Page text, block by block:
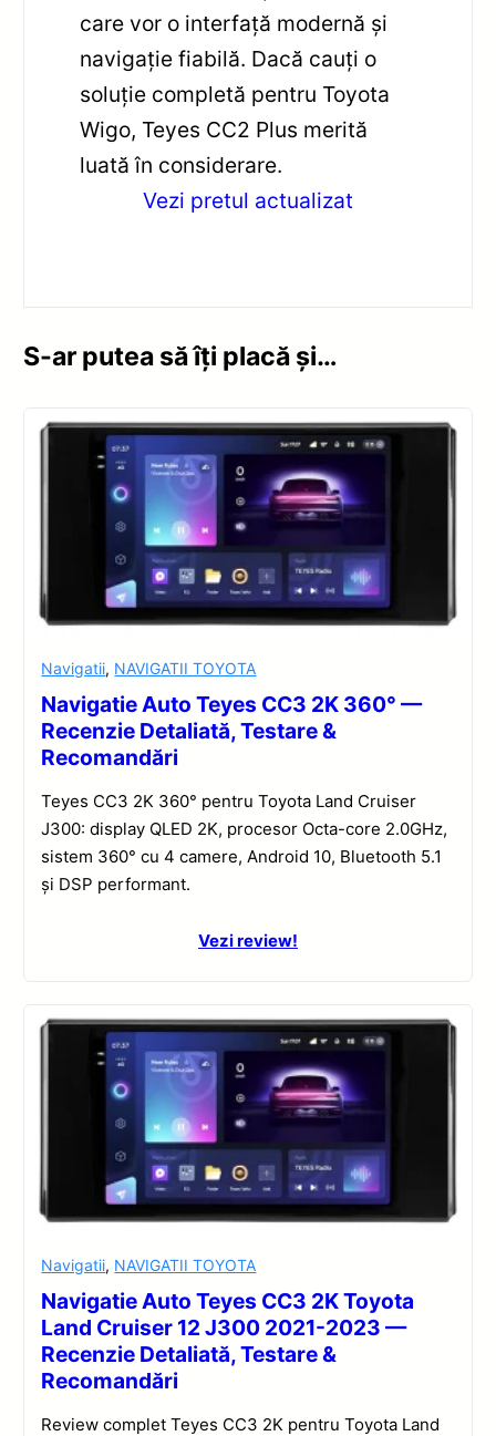
care vor o interfață modernă și
navigație fiabilă. Dacă cauți o
soluție completă pentru Toyota
Wigo, Teyes CC2 Plus merită
luată în considerare.
Vezi pretul actualizat
S-ar putea să îți placă și…
Navigatii, NAVIGATII TOYOTA
Navigatie Auto Teyes CC3 2K 360° —
Recenzie Detaliată, Testare &
Recomandări
Teyes CC3 2K 360° pentru Toyota Land Cruiser
J300: display QLED 2K, procesor Octa-core 2.0GHz,
sistem 360° cu 4 camere, Android 10, Bluetooth 5.1
și DSP performant.
Vezi review!
Navigatii, NAVIGATII TOYOTA
Navigatie Auto Teyes CC3 2K Toyota
Land Cruiser 12 J300 2021-2023 —
Recenzie Detaliată, Testare &
Recomandări
Review complet Teyes CC3 2K pentru Toyota Land